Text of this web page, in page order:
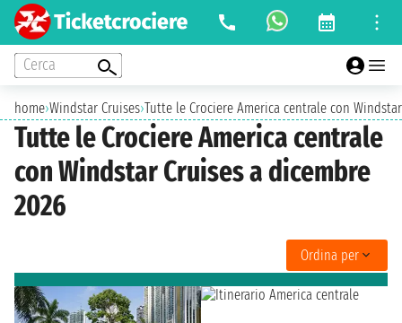
Cerca
home›Windstar Cruises›Tutte le Crociere America centrale con
Tutte le Crociere America centrale
con Windstar Cruises a dicembre
2026
Ordina per